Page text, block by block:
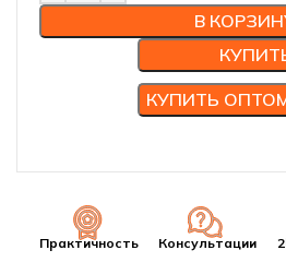
В
КУПИТЬ
Практичность Консультации